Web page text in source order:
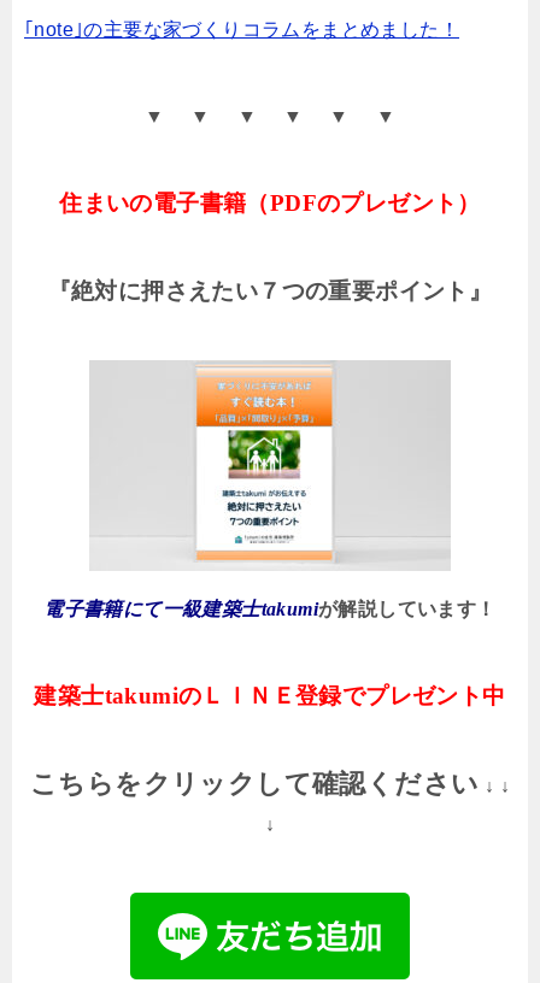
｢note｣の主要な家づくりコラムをまとめました！
▼ ▼ ▼ ▼ ▼ ▼
住まいの電子書籍（PDFのプレゼント）
『絶対に押さえたい７つの重要ポイント』
電子書籍にて一級建築士takumiが解説しています！
建築士takumiのＬＩＮＥ登録でプレゼント中
こちらをクリックして確認ください ↓ ↓
↓